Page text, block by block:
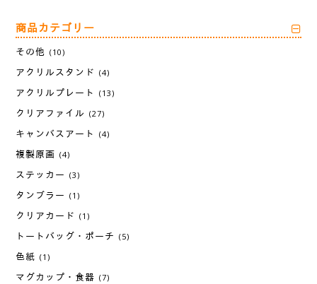
商品カテゴリー
その他 (10)
アクリルスタンド (4)
アクリルプレート (13)
クリアファイル (27)
キャンバスアート (4)
複製原画 (4)
ステッカー (3)
タンブラー (1)
クリアカード (1)
トートバッグ・ポーチ (5)
色紙 (1)
マグカップ・食器 (7)